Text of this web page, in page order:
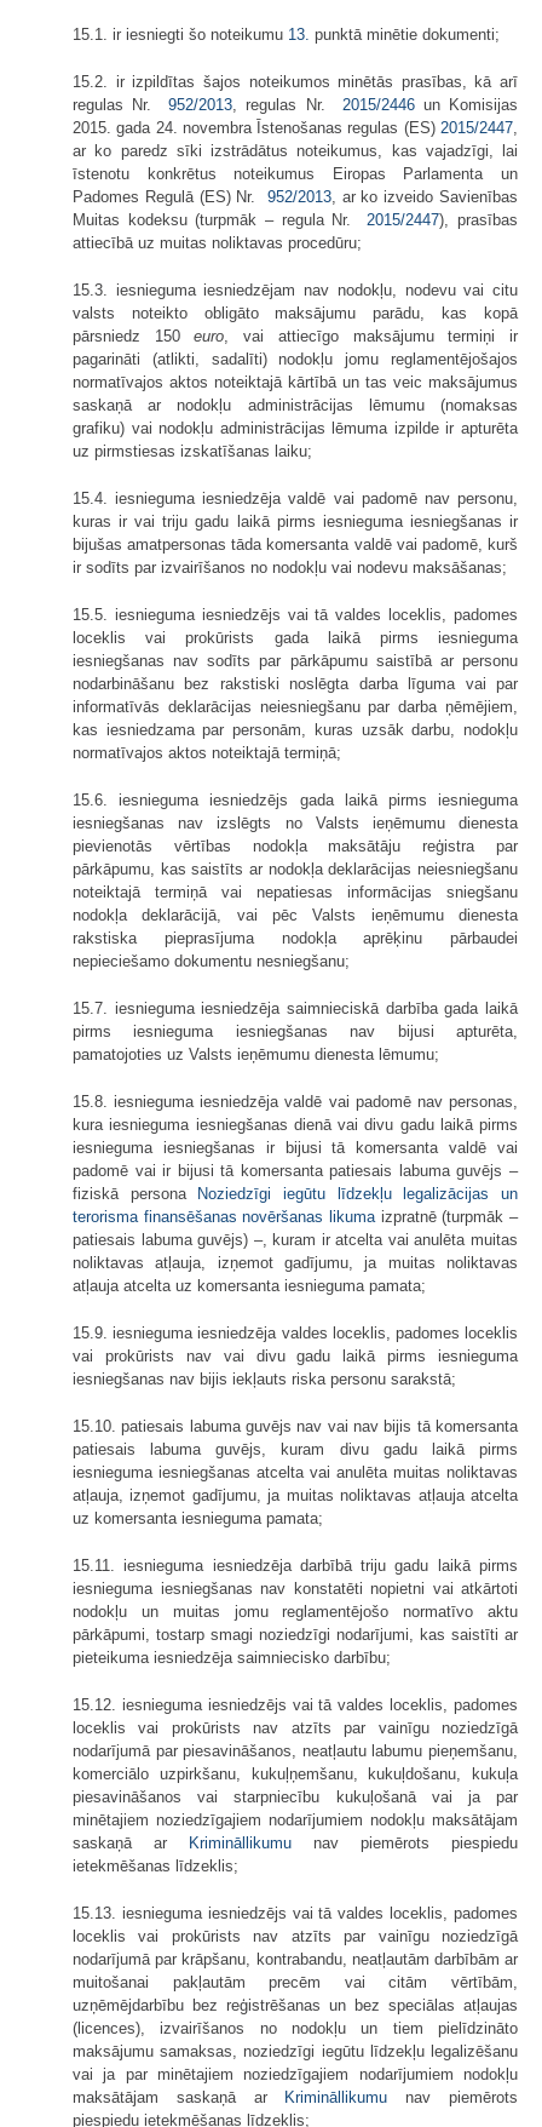
15.1. ir iesniegti šo noteikumu 13. punktā minētie dokumenti;
15.2. ir izpildītas šajos noteikumos minētās prasības, kā arī
regulas Nr.952/2013, regulas Nr. 2015/2446un Komisijas
2015. gada 24. novembra Īstenošanas regulas (ES) 2015/2447,
ar ko paredz sīki izstrādātus noteikumus, kas vajadzīgi, lai
īstenotu konkrētus noteikumus Eiropas Parlamenta un
Padomes Regulā (ES) Nr. 952/2013, ar ko izveido Savienības
Muitas kodeksu (turpmāk – regula Nr.2015/2447), prasības
attiecībā uz muitas noliktavas procedūru;
15.3. iesnieguma iesniedzējam nav nodokļu, nodevu vai citu
valsts noteikto obligāto maksājumu parādu, kas kopā
pārsniedz 150euro, vai attiecīgo maksājumu termiņi ir
pagarināti (atlikti, sadalīti) nodokļu jomu reglamentējošajos
normatīvajos aktos noteiktajā kārtībā un tas veic maksājumus
saskaņā ar nodokļu administrācijas lēmumu (nomaksas
grafiku) vai nodokļu administrācijas lēmuma izpilde ir apturēta
uz pirmstiesas izskatīšanas laiku;
15.4. iesnieguma iesniedzēja valdē vai padomē nav personu,
kuras ir vai triju gadu laikā pirms iesnieguma iesniegšanas ir
bijušas amatpersonas tāda komersanta valdē vai padomē, kurš
ir sodīts par izvairīšanos no nodokļu vai nodevu maksāšanas;
15.5. iesnieguma iesniedzējs vai tā valdes loceklis, padomes
loceklis vai prokūrists gada laikā pirms iesnieguma
iesniegšanas nav sodīts par pārkāpumu saistībā ar personu
nodarbināšanu bez rakstiski noslēgta darba līguma vai par
informatīvās deklarācijas neiesniegšanu par darba ņēmējiem,
kas iesniedzama par personām, kuras uzsāk darbu, nodokļu
normatīvajos aktos noteiktajā termiņā;
15.6. iesnieguma iesniedzējs gada laikā pirms iesnieguma
iesniegšanas nav izslēgts no Valsts ieņēmumu dienesta
pievienotās vērtības nodokļa maksātāju reģistra par
pārkāpumu, kas saistīts ar nodokļa deklarācijas neiesniegšanu
noteiktajā termiņā vai nepatiesas informācijas sniegšanu
nodokļa deklarācijā, vai pēc Valsts ieņēmumu dienesta
rakstiska pieprasījuma nodokļa aprēķinu pārbaudei
nepieciešamo dokumentu nesniegšanu;
15.7. iesnieguma iesniedzēja saimnieciskā darbība gada laikā
pirms iesnieguma iesniegšanas nav bijusi apturēta,
pamatojoties uz Valsts ieņēmumu dienesta lēmumu;
15.8. iesnieguma iesniedzēja valdē vai padomē nav personas,
kura iesnieguma iesniegšanas dienā vai divu gadu laikā pirms
iesnieguma iesniegšanas ir bijusi tā komersanta valdē vai
padomē vai ir bijusi tā komersanta patiesais labuma guvējs –
fiziskā persona
Noziedzīgi iegūtu līdzekļu legalizācijas un
terorisma finansēšanas novēršanas likumaizpratnē (turpmāk –
patiesais labuma guvējs) –, kuram ir atcelta vai anulēta muitas
noliktavas atļauja, izņemot gadījumu, ja muitas noliktavas
atļauja atcelta uz komersanta iesnieguma pamata;
15.9. iesnieguma iesniedzēja valdes loceklis, padomes loceklis
vai prokūrists nav vai divu gadu laikā pirms iesnieguma
iesniegšanas nav bijis iekļauts riska personu sarakstā;
15.10. patiesais labuma guvējs nav vai nav bijis tā komersanta
patiesais labuma guvējs, kuram divu gadu laikā pirms
iesnieguma iesniegšanas atcelta vai anulēta muitas noliktavas
atļauja, izņemot gadījumu, ja muitas noliktavas atļauja atcelta
uz komersanta iesnieguma pamata;
15.11. iesnieguma iesniedzēja darbībā triju gadu laikā pirms
iesnieguma iesniegšanas nav konstatēti nopietni vai atkārtoti
nodokļu un muitas jomu reglamentējošo normatīvo aktu
pārkāpumi, tostarp smagi noziedzīgi nodarījumi, kas saistīti ar
pieteikuma iesniedzēja saimniecisko darbību;
15.12. iesnieguma iesniedzējs vai tā valdes loceklis, padomes
loceklis vai prokūrists nav atzīts par vainīgu noziedzīgā
nodarījumā par piesavināšanos, neatļautu labumu pieņemšanu,
komerciālo uzpirkšanu, kukuļņemšanu, kukuļdošanu, kukuļa
piesavināšanos vai starpniecību kukuļošanā vai ja par
minētajiem noziedzīgajiem nodarījumiem nodokļu maksātājam
saskaņā ar
Krimināllikumu nav piemērots piespiedu
ietekmēšanas līdzeklis;
15.13. iesnieguma iesniedzējs vai tā valdes loceklis, padomes
loceklis vai prokūrists nav atzīts par vainīgu noziedzīgā
nodarījumā par krāpšanu, kontrabandu, neatļautām darbībām ar
muitošanai pakļautām precēm vai citām vērtībām,
uzņēmējdarbību bez reģistrēšanas un bez speciālas atļaujas
(licences), izvairīšanos no nodokļu un tiem pielīdzināto
maksājumu samaksas, noziedzīgi iegūtu līdzekļu legalizēšanu
vai ja par minētajiem noziedzīgajiem nodarījumiem nodokļu
maksātājam saskaņā ar
Krimināllikumu nav piemērots
piespiedu ietekmēšanas līdzeklis;